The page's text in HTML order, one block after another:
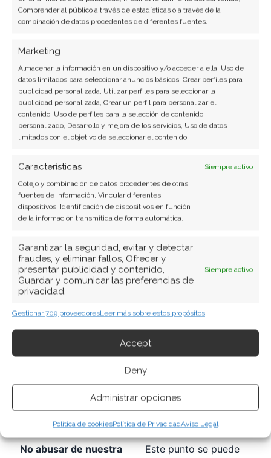
Comprender al público a través de estadísticas o a través de la
combinación de datos procedentes de diferentes fuentes.
Marketing
Almacenar la información en un dispositivo y/o acceder a ella, Uso de
datos limitados para seleccionar anuncios básicos, Crear perfiles para
publicidad personalizada, Utilizar perfiles para seleccionar la
publicidad personalizada, Crear un perfil para personalizar el
contenido, Uso de perfiles para la selección de contenido
personalizado, Desarrollo y mejora de los servicios, Uso de datos
limitados con el objetivo de seleccionar el contenido.
Características
Siempre activo
Cotejo y combinación de datos procedentes de otras
fuentes de información, Vincular diferentes
dispositivos, Identificación de dispositivos en función
de la información transmitida de forma automática.
Garantizar la seguridad, evitar y detectar
fraudes, y eliminar fallos, Ofrecer y
presentar publicidad y contenido,
Guardar y comunicar las preferencias de
privacidad.
Siempre activo
Gestionar 709 proveedoresLeer más sobre estos propósitos
Accept
Deny
Administrar opciones
Política de cookiesPolítica de PrivacidadAviso Legal
centrado
un foro que una
persona que opina sin
ello que si no estamos
enterados de lo que
pasa, intentemos
averiguarlo antes de
comenzar a publicar.
Esto significa que
momento de discutir
con otros en un
grupo, chat o foro.
Evitar curiosear en
los datos de los
demás
Si por algún motivo
tenemos acceso a
documentos
punto de vista
debemos leerlos, y
mucho menos
otros, Respeta la
demás como si de la
tuya misma se tratara.
No abusar de nuestra
Este punto se puede